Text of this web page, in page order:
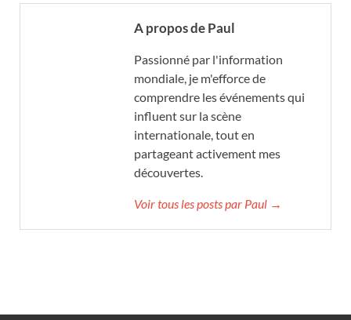
A propos de Paul
Passionné par l'information
mondiale, je m'efforce de
comprendre les événements qui
influent sur la scène
internationale, tout en
partageant activement mes
découvertes.
Voir tous les posts par Paul →